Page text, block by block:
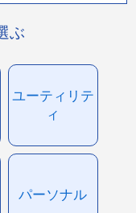
ぶ
ユーティリテ
ィ
パーソナル